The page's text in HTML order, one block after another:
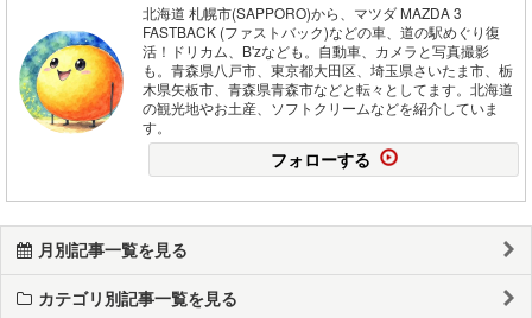
北海道 札幌市(SAPPORO)から、マツダ MAZDA 3
FASTBACK (ファストバック)などの車、道の駅めぐり復
活！ドリカム、B'zなども。自動車、カメラと写真撮影
も。青森県八戸市、東京都大田区、埼玉県さいたま市、栃
木県矢板市、青森県青森市などと転々としてます。北海道
の観光地やお土産、ソフトクリームなどを紹介していま
す。
フォローする
月別記事一覧を見る
カテゴリ別記事一覧を見る